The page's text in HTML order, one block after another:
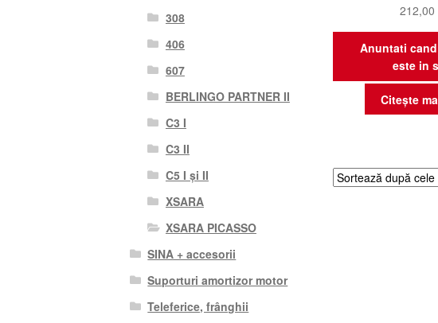
212,00
Anuntati
este in
Citește
308
406
607
BERLINGO PARTNER II
C3 I
C3 II
C5 I și II
XSARA
XSARA PICASSO
SINA + accesorii
Suporturi amortizor motor
Teleferice, frânghii